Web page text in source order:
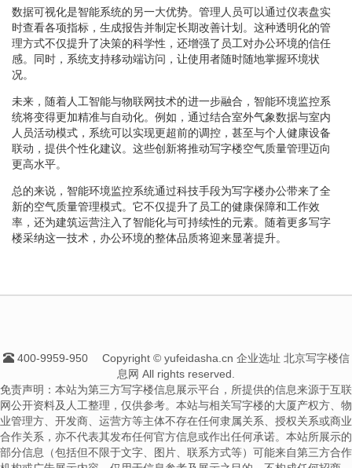
数据可视化是智能系统的另一大优势。管理人员可以通过仪表盘实
时查看各项指标，生成报告并制定长期改善计划。这种透明化的管
理方式不仅提升了决策的科学性，还增强了员工对办公环境的信任
感。同时，系统支持移动端访问，让使用者随时随地掌握环境状
况。
未来，随着人工智能与物联网技术的进一步融合，智能环境监控系
统将变得更加精准与自动化。例如，通过结合室外气象数据与室内
人员活动模式，系统可以实现更超前的调控，甚至与个人健康设备
联动，提供个性化建议。这些创新将推动写字楼空气质量管理迈向
更高水平。
总的来说，智能环境监控系统通过科技手段为写字楼办公带来了全
新的空气质量管理模式。它不仅提升了员工的健康保障和工作效
率，还为建筑运营注入了智能化与可持续性的元素。随着更多写字
楼采纳这一技术，办公环境的整体品质将迎来显著提升。
400-9959-950
Copyright © yufeidasha.cn 企业选址 北京写字楼信
息网 All rights reserved.
免责声明：本站为第三方写字楼信息展示平台，所提供的信息来源于互联
网公开资料及人工整理，仅供参考。本站与相关写字楼的大厦产权方、物
业管理方、开发商、运营方等主体不存在任何隶属关系、授权关系或商业
合作关系，亦不代表其发布任何官方信息或作出任何承诺。本站所展示的
部分信息（包括但不限于文字、图片、联系方式等）可能来自第三方合作